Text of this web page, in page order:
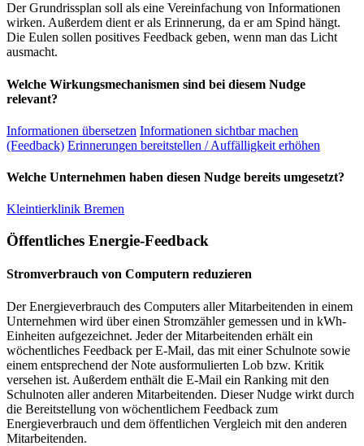
Der Grundrissplan soll als eine Vereinfachung von Informationen
wirken. Außerdem dient er als Erinnerung, da er am Spind hängt.
Die Eulen sollen positives Feedback geben, wenn man das Licht
ausmacht.
Welche Wirkungsmechanismen sind bei diesem Nudge
relevant?
Informationen übersetzen Informationen sichtbar machen
(Feedback) Erinnerungen bereitstellen / Auffälligkeit erhöhen
Welche Unternehmen haben diesen Nudge bereits umgesetzt?
Kleintierklinik Bremen
Öffentliches Energie-Feedback
Stromverbrauch von Computern reduzieren
Der Energieverbrauch des Computers aller Mitarbeitenden in einem
Unternehmen wird über einen Stromzähler gemessen und in kWh-
Einheiten aufgezeichnet. Jeder der Mitarbeitenden erhält ein
wöchentliches Feedback per E-Mail, das mit einer Schulnote sowie
einem entsprechend der Note ausformulierten Lob bzw. Kritik
versehen ist. Außerdem enthält die E-Mail ein Ranking mit den
Schulnoten aller anderen Mitarbeitenden. Dieser Nudge wirkt durch
die Bereitstellung von wöchentlichem Feedback zum
Energieverbrauch und dem öffentlichen Vergleich mit den anderen
Mitarbeitenden.